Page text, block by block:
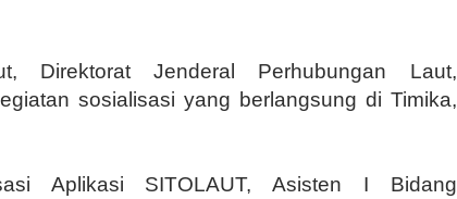
Direktorat Jenderal Perhubungan Laut,
sosialisasi yang berlangsung di Timika,
Aplikasi SITOLAUT, Asisten I Bidang